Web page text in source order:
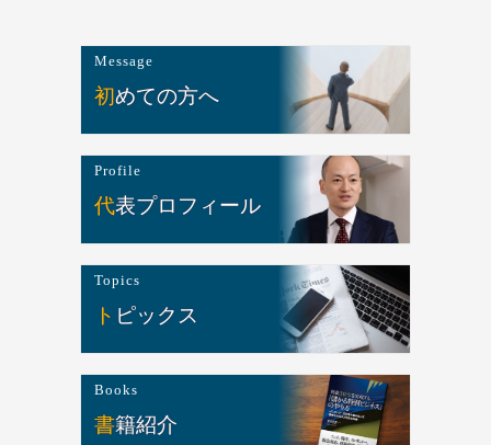
Message
初めての方へ
Profile
代表プロフィール
Topics
トピックス
Books
書籍紹介